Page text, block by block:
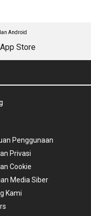
Android
Penggunaan
Privasi
Cookie
Media Siber
Kami